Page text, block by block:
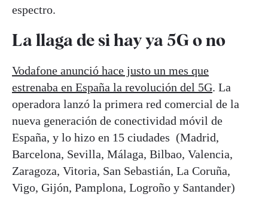
espectro.
La llaga de si hay ya 5G o no
Vodafone anunció hace justo un mes que
estrenaba en España la revolución del 5G. La
operadora lanzó la primera red comercial de la
nueva generación de conectividad móvil de
España, y lo hizo en 15 ciudades (Madrid,
Barcelona, Sevilla, Málaga, Bilbao, Valencia,
Zaragoza, Vitoria, San Sebastián, La Coruña,
Vigo, Gijón, Pamplona, Logroño y Santander)